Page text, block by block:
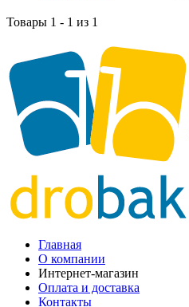
Товары 1 - 1 из 1
Главная
О компании
Интернет-магазин
Оплата и доставка
Контакты